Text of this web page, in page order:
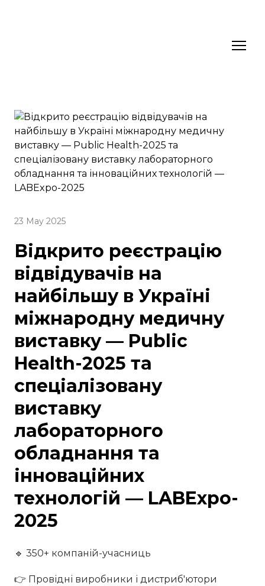
23 May 2025
Відкрито реєстрацію
відвідувачів на
найбільшу в Україні
міжнародну медичну
виставку — Public
Health-2025 та
спеціалізовану
виставку
лабораторного
обладнання та
інноваційних
технологій — LABExpo-
2025
🔹 350+ компаній-учасниць
👉 Провідні виробники і дистриб'ютори